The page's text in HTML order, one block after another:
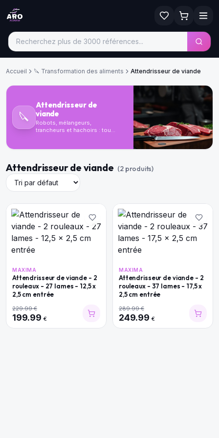
Accueil 🔪 Transformation des aliments Attendrisseur de viande
🔪
Attendrisseur de
viande
Robots, mélangeurs,
trancheurs et hachoirs : tous
Attendrisseur de viande (2 produits)
MAXIMA
Attendrisseur de viande - 2
rouleaux - 27 lames - 12,5 x
2,5 cm entrée
229.99€
199.99 €
MAXIMA
Attendrisseur de viande - 2
rouleaux - 37 lames - 17,5 x
2,5 cm entrée
289.99€
249.99 €